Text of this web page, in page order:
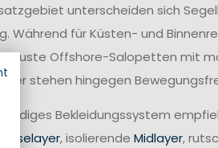
unterscheiden sich
Während für Küsten- und
Offshore-Salopetten mit
stehen hingegen
Bekleidungssystem
Baselayer, isolierende Midlayer,